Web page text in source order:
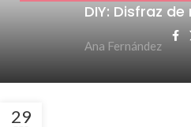
CARNAVAL,MANUALIDADES
DIY: Disfraz
Ana Fernández
29